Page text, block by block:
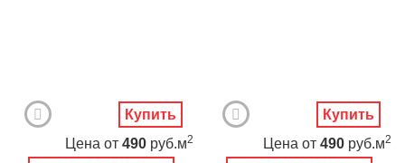
Цена от 490 руб.м2
Купить
Цена от 490 руб.м2
Купить